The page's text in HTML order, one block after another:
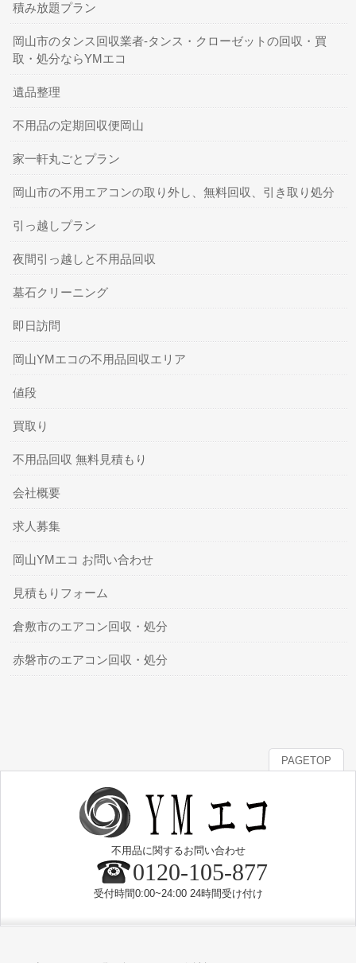
積み放題プラン
岡山市のタンス回収業者-タンス・クローゼットの回収・買
取・処分ならYMエコ
遺品整理
不用品の定期回収便岡山
家一軒丸ごとプラン
岡山市の不用エアコンの取り外し、無料回収、引き取り処分
引っ越しプラン
夜間引っ越しと不用品回収
墓石クリーニング
即日訪問
岡山YMエコの不用品回収エリア
値段
買取り
不用品回収 無料見積もり
会社概要
求人募集
岡山YMエコ お問い合わせ
見積もりフォーム
倉敷市のエアコン回収・処分
赤磐市のエアコン回収・処分
PAGETOP
不用品に関するお問い合わせ
0120-105-877
受付時間0:00~24:00 24時間受け付け